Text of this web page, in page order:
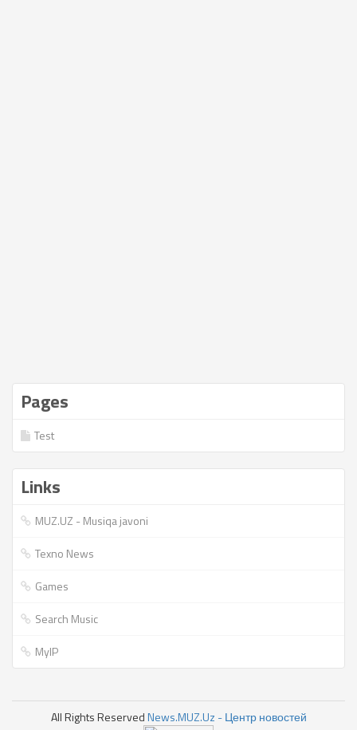
Pages
Test
Links
MUZ.UZ - Musiqa javoni
Texno News
Games
Search Music
MyIP
All Rights ReservedNews.MUZ.Uz - Центр новостей